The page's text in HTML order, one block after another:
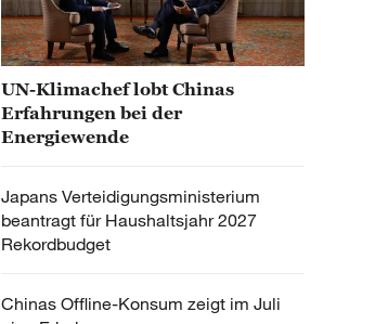
UN-Klimachef lobt Chinas
Erfahrungen bei der
Energiewende
Japans Verteidigungsministerium
beantragt für Haushaltsjahr 2027
Rekordbudget
Chinas Offline-Konsum zeigt im Juli